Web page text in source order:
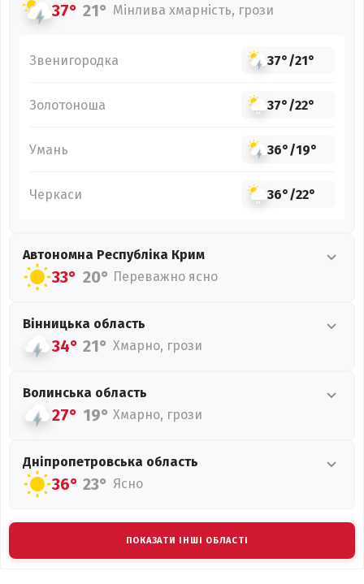
37° 21° Мінлива хмарність, грози
Звенигородка 37°/21°
Золотоноша 37°/22°
Умань 36°/19°
Черкаси 36°/22°
Автономна Республіка Крим
33° 20° Переважно ясно
Вінницька область
34° 21° Хмарно, грози
Волинська область
27° 19° Хмарно, грози
Дніпропетровська область
36° 23° Ясно
ПОКАЗАТИ ІНШІ ОБЛАСТІ